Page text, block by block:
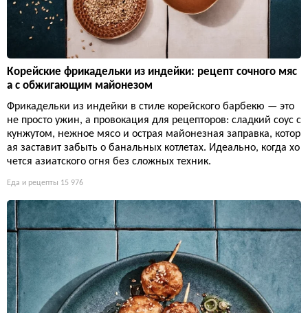
Корейские фрикадельки из индейки: рецепт сочного мяс
а с обжигающим майонезом
Фрикадельки из индейки в стиле корейского барбекю — это
не просто ужин, а провокация для рецепторов: сладкий соус с
кунжутом, нежное мясо и острая майонезная заправка, котор
ая заставит забыть о банальных котлетах. Идеально, когда хо
чется азиатского огня без сложных техник.
Еда и рецепты 15 976